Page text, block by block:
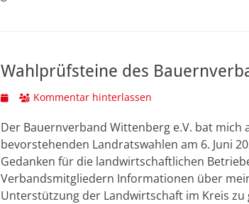
Wahlprüfsteine des
VeröffentlichtKommentar hinterlassen
Der Bauernverband Wittenberg e.V. bat mich
bevorstehenden Landratswahlen am 6. Juni
Gedanken für die landwirtschaftlichen
Verbandsmitgliedern Informationen über
Unterstützung der Landwirtschaft im Kreis zu